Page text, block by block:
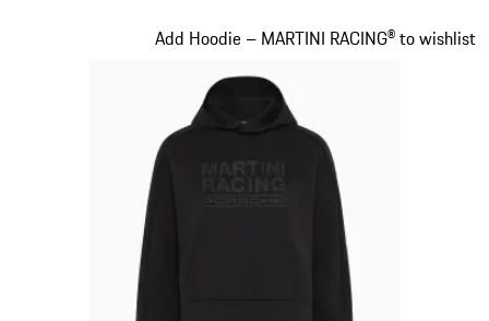
Add Hoodie – MARTINI RACING® to wishlist